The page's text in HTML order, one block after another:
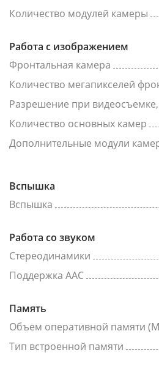
Количество модулей камеры
Работа с изображением
Фронтальная камера
Количество мегапикселей
Разрешение при
Количество основных камер
Дополнительные модули
Вспышка
Вспышка
Работа со звуком
Стереодинамики
Поддержка AAC
Память
Объем оперативной памяти
Тип встроенной памяти